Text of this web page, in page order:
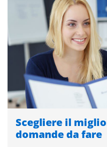
Scegliere il
domande da fare